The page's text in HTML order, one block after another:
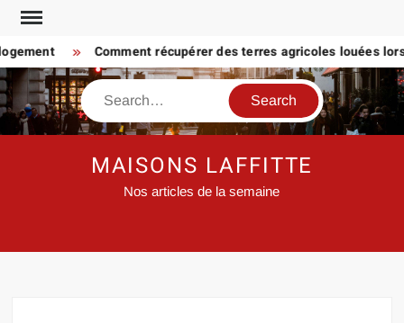
Skip
content
Comment récupérer des terres agricoles louées
Search
MAISONS LAFFITTE
Nos articles de la semaine